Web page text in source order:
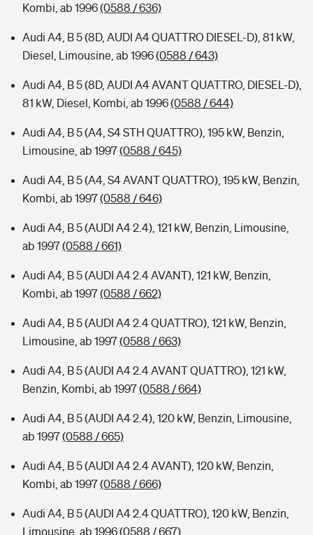
Kombi, ab 1996(0588 / 636)
Audi A4, B 5 (8D, AUDI A4 QUATTRO DIESEL-D), 81 kW,
Diesel, Limousine, ab 1996(0588 / 643)
Audi A4, B 5 (8D, AUDI A4 AVANT QUATTRO, DIESEL-D),
81 kW, Diesel, Kombi, ab 1996(0588 / 644)
Audi A4, B 5 (A4, S4 STH QUATTRO), 195 kW, Benzin,
Limousine, ab 1997(0588 / 645)
Audi A4, B 5 (A4, S4 AVANT QUATTRO), 195 kW, Benzin,
Kombi, ab 1997(0588 / 646)
Audi A4, B 5 (AUDI A4 2.4), 121 kW, Benzin, Limousine,
ab 1997(0588 / 661)
Audi A4, B 5 (AUDI A4 2.4 AVANT), 121 kW, Benzin,
Kombi, ab 1997(0588 / 662)
Audi A4, B 5 (AUDI A4 2.4 QUATTRO), 121 kW, Benzin,
Limousine, ab 1997(0588 / 663)
Audi A4, B 5 (AUDI A4 2.4 AVANT QUATTRO), 121 kW,
Benzin, Kombi, ab 1997(0588 / 664)
Audi A4, B 5 (AUDI A4 2.4), 120 kW, Benzin, Limousine,
ab 1997(0588 / 665)
Audi A4, B 5 (AUDI A4 2.4 AVANT), 120 kW, Benzin,
Kombi, ab 1997(0588 / 666)
Audi A4, B 5 (AUDI A4 2.4 QUATTRO), 120 kW, Benzin,
Limousine, ab 1996(0588 / 667)